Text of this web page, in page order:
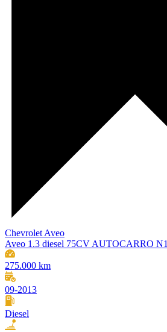
Chevrolet Aveo
Aveo 1.3 diesel 75CV AUTOCARRO N1
275.000 km
09-2013
Diesel